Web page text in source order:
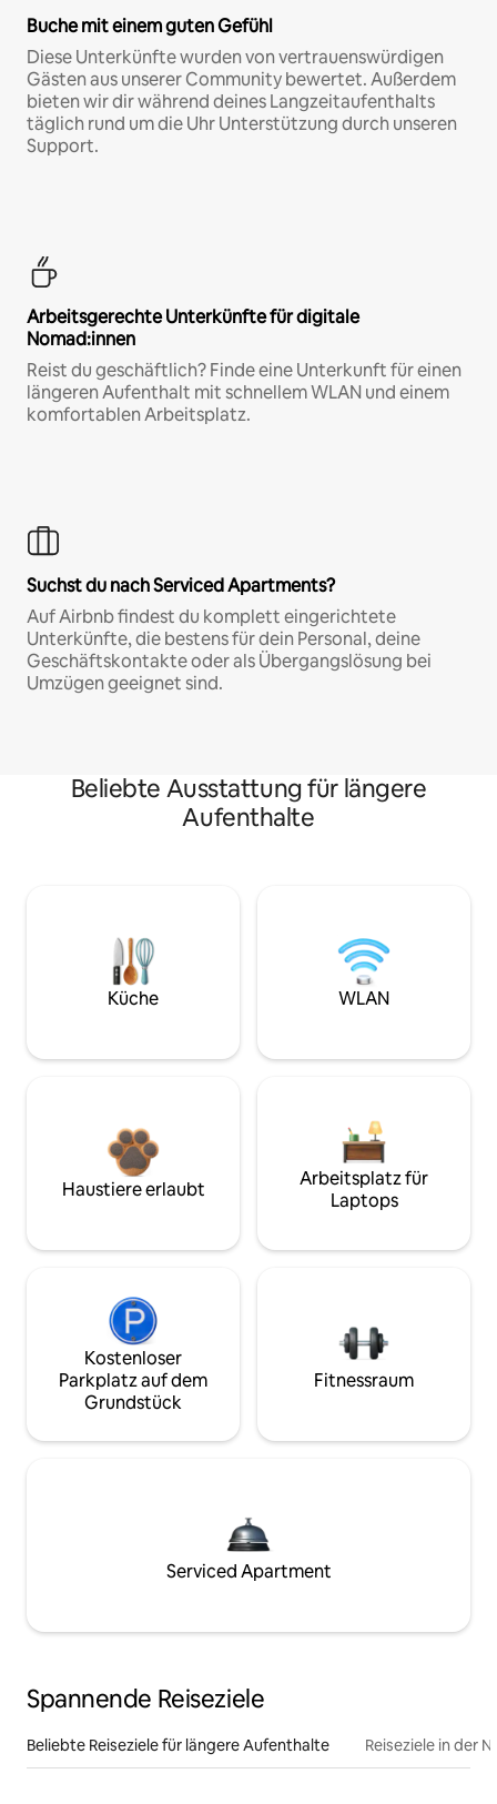
Buche mit einem guten Gefühl
Diese Unterkünfte wurden von vertrauenswürdigen
Gästen aus unserer Community bewertet. Außerdem
bieten wir dir während deines Langzeitaufenthalts
täglich rund um die Uhr Unterstützung durch unseren
Support.
Arbeitsgerechte Unterkünfte für digitale
Nomad:innen
Reist du geschäftlich? Finde eine Unterkunft für einen
längeren Aufenthalt mit schnellem WLAN und einem
komfortablen Arbeitsplatz.
Suchst du nach Serviced Apartments?
Auf Airbnb findest du komplett eingerichtete
Unterkünfte, die bestens für dein Personal, deine
Geschäftskontakte oder als Übergangslösung bei
Umzügen geeignet sind.
Beliebte Ausstattung für längere
Aufenthalte
Küche WLAN
Haustiere erlaubt
Arbeitsplatz für
Laptops
Kostenloser
Parkplatz auf dem
Grundstück
Fitnessraum
Serviced Apartment
Spannende Reiseziele
Beliebte Reiseziele für längere Aufenthalte Reiseziele in der